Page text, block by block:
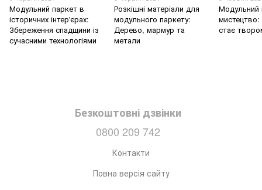
Модульний паркет в
історичних інтер'єрах:
Збереження спадщини із
сучасними технологіями
Розкішні матеріали для
модульного паркету:
Дерево, мармур та
метали
Модульний
мистецтво:
стає
Безкоштовні дзвінки
0800 209 742
Контакти
Повна версія сайту